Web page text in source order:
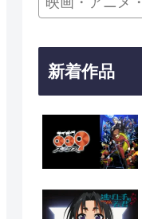
新着作品